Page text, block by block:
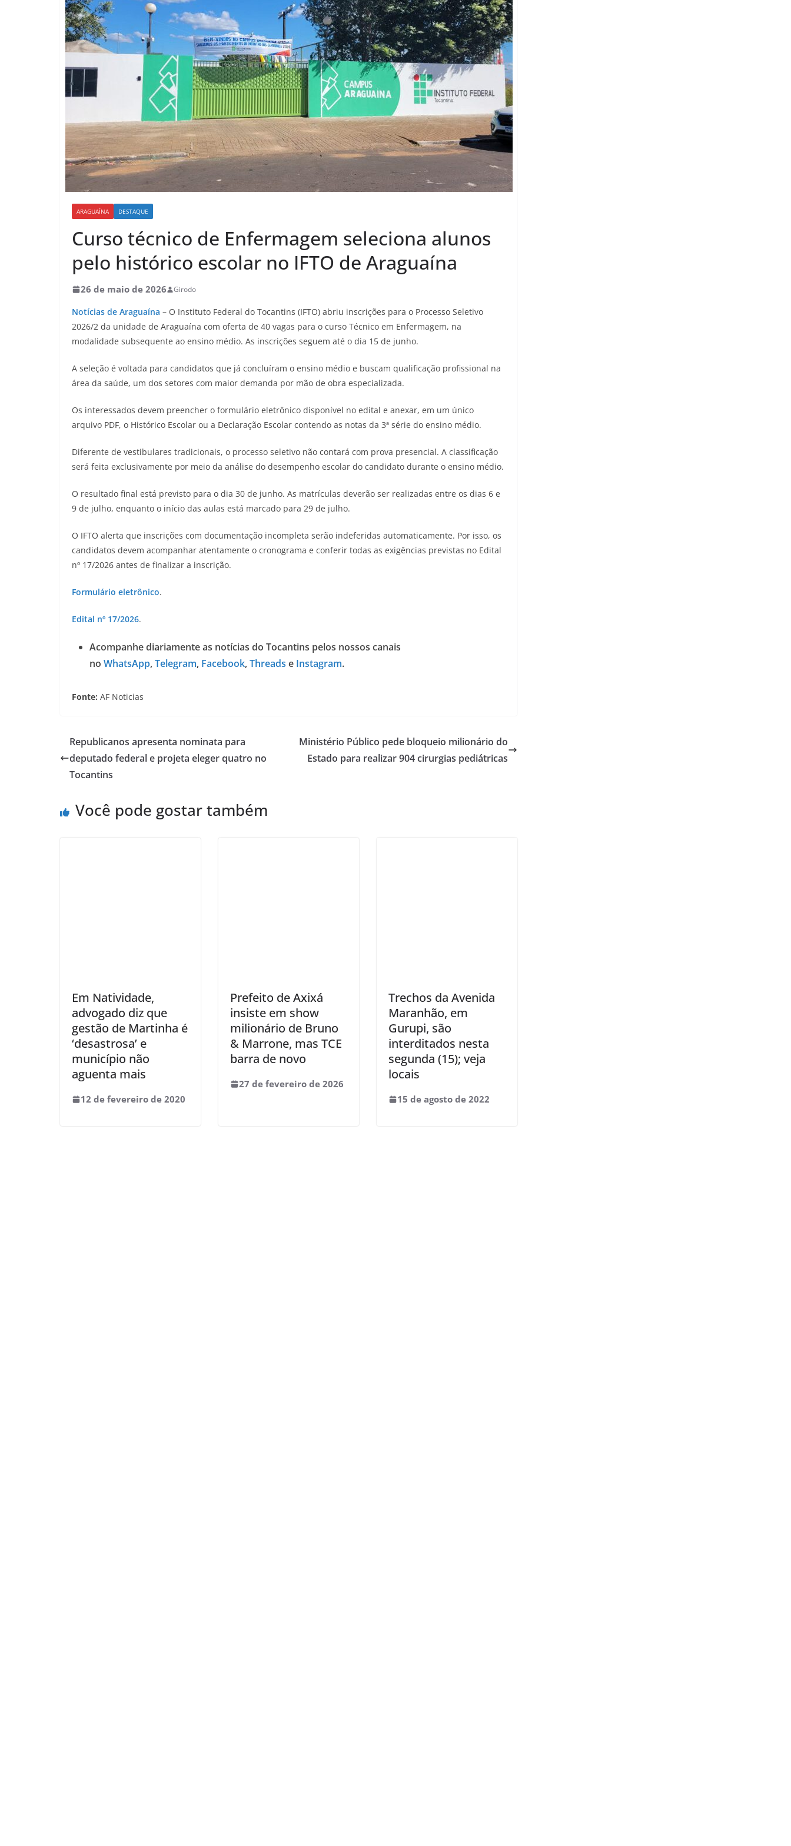
ARAGUAÍNA DESTAQUE
Curso técnico de Enfermagem seleciona alunos
pelo histórico escolar no IFTO de Araguaína
26 de maio de 2026 Girodo
Notícias de Araguaína – O Instituto Federal do Tocantins (IFTO) abriu inscrições para o Processo Seletivo
2026/2 da unidade de Araguaína com oferta de 40 vagas para o curso Técnico em Enfermagem, na
modalidade subsequente ao ensino médio. As inscrições seguem até o dia 15 de junho.
A seleção é voltada para candidatos que já concluíram o ensino médio e buscam qualificação profissional na
área da saúde, um dos setores com maior demanda por mão de obra especializada.
Os interessados devem preencher o formulário eletrônico disponível no edital e anexar, em um único
arquivo PDF, o Histórico Escolar ou a Declaração Escolar contendo as notas da 3ª série do ensino médio.
Diferente de vestibulares tradicionais, o processo seletivo não contará com prova presencial. A classificação
será feita exclusivamente por meio da análise do desempenho escolar do candidato durante o ensino médio.
O resultado final está previsto para o dia 30 de junho. As matrículas deverão ser realizadas entre os dias 6 e
9 de julho, enquanto o início das aulas está marcado para 29 de julho.
O IFTO alerta que inscrições com documentação incompleta serão indeferidas automaticamente. Por isso, os
candidatos devem acompanhar atentamente o cronograma e conferir todas as exigências previstas no Edital
nº 17/2026 antes de finalizar a inscrição.
Formulário eletrônico.
Edital nº 17/2026.
Acompanhe diariamente as notícias do Tocantins pelos nossos canais
no WhatsApp,Telegram, Facebook,Threads e Instagram.
Fonte: AF Noticias
Republicanos apresenta nominata para
deputado federal e projeta eleger quatro no
Tocantins
Ministério Público pede bloqueio milionário do
Estado para realizar 904 cirurgias pediátricas
Você pode gostar também
Em Natividade,
advogado diz que
gestão de Martinha é
‘desastrosa’ e
município não
aguenta mais
12 de fevereiro de 2020
Prefeito de Axixá
insiste em show
milionário de Bruno
& Marrone, mas TCE
barra de novo
27 de fevereiro de 2026
Trechos da Avenida
Maranhão, em
Gurupi, são
interditados nesta
segunda (15); veja
locais
15 de agosto de 2022